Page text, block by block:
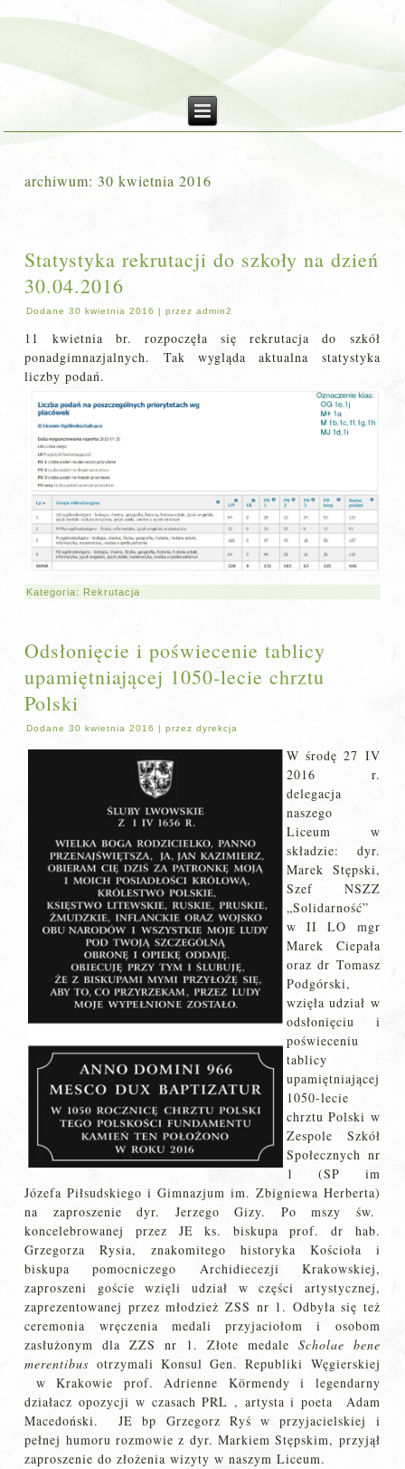
archiwum: 30 kwietnia 2016
Statystyka rekrutacji do szkoły na dzień
30.04.2016
Dodane 30 kwietnia 2016 |przez admin2
11 kwietnia br. rozpoczęła się rekrutacja do szkół
ponadgimnazjalnych. Tak wygląda aktualna statystyka
liczby podań.
Kategoria: Rekrutacja
Odsłonięcie i poświecenie tablicy
upamiętniającej 1050-lecie chrztu
Polski
Dodane 30 kwietnia 2016 |przez dyrekcja
W środę 27 IV
2016 r.
delegacja
naszego
Liceum w
składzie: dyr.
Marek Stępski,
Szef NSZZ
„Solidarność”
w II LO mgr
Marek Ciepała
oraz dr Tomasz
Podgórski,
wzięła udział w
odsłonięciu i
poświeceniu
tablicy
upamiętniającej
1050-lecie
chrztu Polski w
Zespole Szkół
Społecznych nr
1 (SP im
Józefa Piłsudskiego i Gimnazjum im. Zbigniewa Herberta)
na zaproszenie dyr. Jerzego Gizy. Po mszy św.
koncelebrowanej przez JE ks. biskupa prof. dr hab.
Grzegorza Rysia, znakomitego historyka Kościoła i
biskupa pomocniczego Archidiecezji Krakowskiej,
zaproszeni goście wzięli udział w części artystycznej,
zaprezentowanej przez młodzież ZSS nr 1. Odbyła się też
ceremonia wręczenia medali przyjaciołom i osobom
zasłużonym dla ZZS nr 1. Złote medale Scholae bene
merentibus otrzymali Konsul Gen. Republiki Węgierskiej
w Krakowie prof. Adrienne Körmendy i legendarny
działacz opozycji w czasach PRL , artysta i poeta Adam
Macedoński. JE bp Grzegorz Ryś w przyjacielskiej i
pełnej humoru rozmowie z dyr. Markiem Stępskim, przyjął
zaproszenie do złożenia wizyty w naszym Liceum.